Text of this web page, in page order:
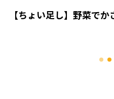
【ちょい足し】野菜で